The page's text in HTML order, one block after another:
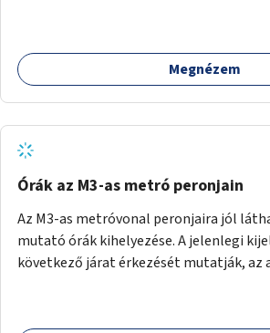
Megnézem
Órák az M3-as metró peronjain
Az M3-as metróvonal peronjaira jól
mutató órák kihelyezése. A jelenlegi
következő járat érkezését mutatják, az